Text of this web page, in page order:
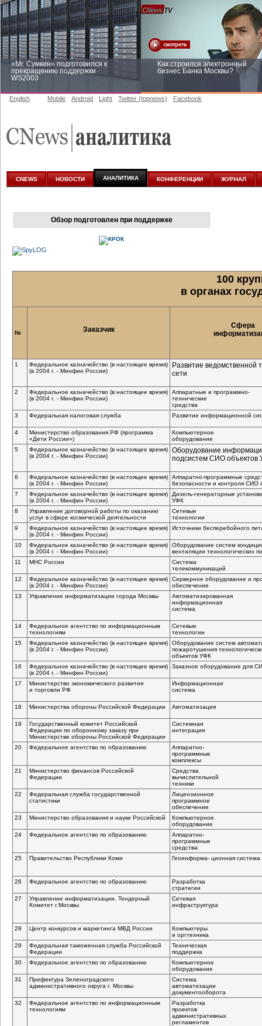
«Mr. Сумкин» подготовился к
прекращению поддержки
WS2003
Как строился электронный
бизнес Банка Москвы?
аналитике
English Mobile Android Light Twitter (topnews) Facebook
CNEWS НОВОСТИ АНАЛИТИКА КОНФЕРЕНЦИИ ЖУРНАЛ
Обзор подготовлен при поддержке
100
в органах
№ Заказчик
Сфера
1
Федеральное казначейство (в настоящее время)
(в 2004 г. - Минфин России)
Развитие ведомственной
сети
2
Федеральное казначейство (в настоящее время)
(в 2004 г. - Минфин России)
Аппаратные и программно-
технические
средства
3
Федеральная налоговая служба Развитие информационной
4
Министерство образования РФ (программа
«Дети России»)
Компьютерное
оборудование
5
Федеральное казначейство (в настоящее время)
(в 2004 г. - Минфин России)
Оборудование
подсистем СИО объектов
6
Федеральное казначейство (в настоящее время)
(в 2004 г. - Минфин России)
Аппаратно-программные
безопасности и контроля СИО
7
Федеральное казначейство (в настоящее время)
(в 2004 г. - Минфин России)
Дизель-генераторные
УФК
8
Управление договорной работы по оказанию
услуг в сфере космической деятельности
Сетевые
технологии
9
Федеральное казначейство (в настоящее время)
(в 2004 г. - Минфин России)
Источники бесперебойного
10
Федеральное казначейство (в настоящее время)
(в 2004 г. - Минфин России)
Оборудование систем
вентиляции технологических
11
МНС России
Система
телекоммуникаций
12
Федеральное казначейство (в настоящее время)
(в 2004 г. - Минфин России)
Серверное оборудование и
обеспечение
13
Управление информатизации города Москвы
Автоматизированная
информационная
система
14
Федеральное агентство по информационным
технологиям
Сетевые
технологии
15
Федеральное казначейство (в настоящее время)
(в 2004 г. - Минфин России)
Оборудование систем
пожаротушения
объектов УФК
16
Федеральное казначейство (в настоящее время)
(в 2004 г. - Минфин России)
Заказное оборудование для
17
Министерство экономического развития
и торговли РФ
Информационная
система
18 Министерства обороны Российской Федерации Автоматизация
19
Государственный комитет Российской
Федерации по оборонному заказу при
Министерстве обороны Российской Федерации
Системная
интеграция
20 Федеральное агентство по образованию
Аппаратно-
программные
комплексы
21
Министерство финансов Российской
Федерации
Средства
вычислительной
техники
22
Федеральная служба государственной
статистики
Лицензионное
программное
обеспечение
23
Министерство образования и науки Российской
Компьютерное
оборудование
24
Федеральное агентство по образованию
Аппаратно-
программные
средства
25
Правительство Республики Коми Геоинформа- ционная система
26 Федеральное агентство по образованию
Разработка
стратегии
27
Управление информатизации, Тендерный
Комитет г.Москвы
Cетевая
инфраструктура
28 Центр конкурсов и маркетинга МВД России
Компьютеры
и оргтехника
29
Федеральная таможенная служба Российской
Федерации
Техническая
поддержка
30
Федеральное агентство по образованию
Компьютерное
оборудование
31
Префектура Зеленоградского
административного округа г. Москвы
Система
автоматизации
документооборота
32
Федеральное агентство по информационным
технологиям
Разработка
проектов
административных
регламентов